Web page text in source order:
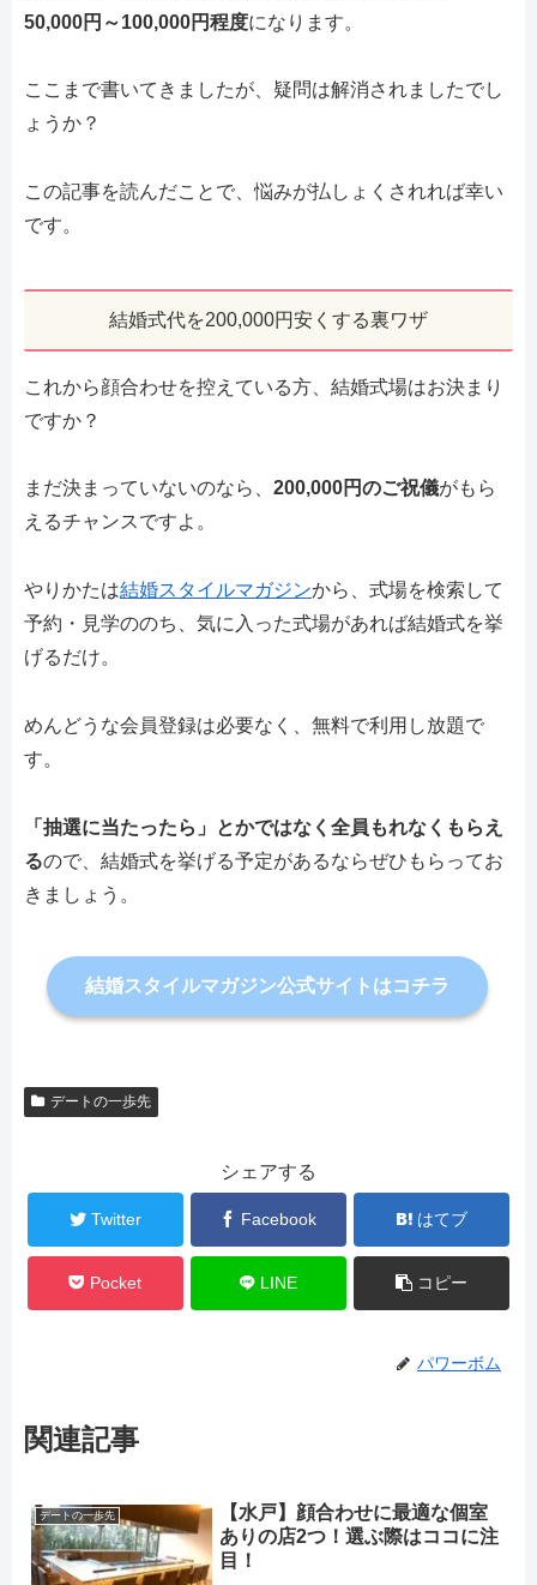
50,000円～100,000円程度になります。
ここまで書いてきましたが、疑問は解消されましたでし
ょうか？
この記事を読んだことで、悩みが払しょくされれば幸い
です。
結婚式代を200,000円安くする裏ワザ
これから顔合わせを控えている方、結婚式場はお決まり
ですか？
まだ決まっていないのなら、 200,000円のご祝儀がもら
えるチャンスですよ。
やりかたは結婚スタイルマガジンから、式場を検索して
予約・見学ののち、気に入った式場があれば結婚式を挙
げるだけ。
めんどうな会員登録は必要なく、無料で利用し放題で
す。
「抽選に当たったら」とかではなく全員もれなくもらえ
るので、結婚式を挙げる予定があるならぜひもらってお
きましょう。
結婚スタイルマガジン公式サイトはコチラ
デートの一歩先
シェアする
Twitter Facebook はてブ
Pocket LINE コピー
パワーボム
関連記事
デートの一歩先
【水戸】顔合わせに最適な個室
ありの店2つ！選ぶ際はココに注
目！